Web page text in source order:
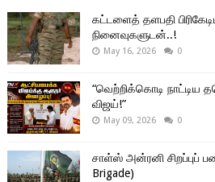
கட்டளைத் தளபதி
நினைவுகளுடன்..!
May 16, 2026 0
“வெற்றிக்கொடி நாட்டிய
விஜய்!”
May 09, 2026 0
சாள்ஸ் அன்ரனி சிறப்புப்
Brigade)